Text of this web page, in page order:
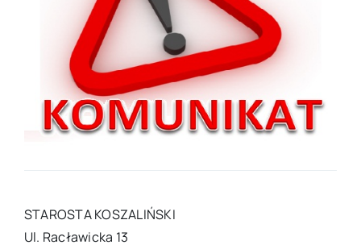
STAROSTA KOSZALIŃSKI
Ul. Racławicka 13